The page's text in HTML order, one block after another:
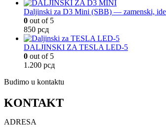
Daljinski za D3 Mini (SBB) — zamenski,
0 out of 5
850 рсд
DALJINSKI ZA TESLA LED-5
0 out of 5
1.200 рсд
Budimo u kontaktu
KONTAKT
ADRESA